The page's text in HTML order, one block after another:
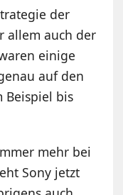
der
allem auch der
einige
auf den
Beispiel bis
mehr bei
Sony jetzt